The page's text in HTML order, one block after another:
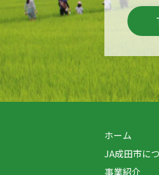
ホーム
JA成田市に
事業紹介